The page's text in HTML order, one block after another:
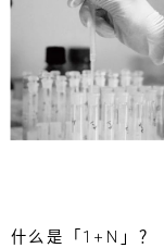
什么是「1+N」？